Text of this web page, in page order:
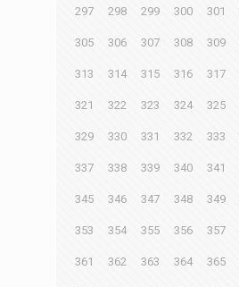
297 298 299 300 301
305 306 307 308 309
313 314 315 316 317
321 322 323 324 325
329 330 331 332 333
337 338 339 340 341
345 346 347 348 349
353 354 355 356 357
361 362 363 364 365